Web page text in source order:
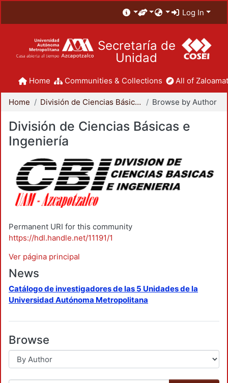
Log In
Secretaría de
Unidad
Home Communities & Collections All of
Home División de Ciencias Básicas e Ingeniería Browse by Author
División de Ciencias Básicas e
Ingeniería
Permanent URI for this community
https://hdl.handle.net/11191/1
Ver página principal
News
Catálogo de investigadores de las 5 Unidades de la
Universidad Autónoma Metropolitana
Browse